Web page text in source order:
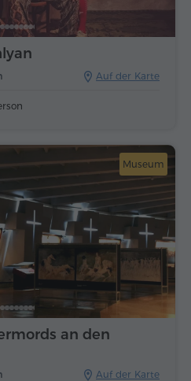
Auf der Karte
Museum
Auf der Karte
an den